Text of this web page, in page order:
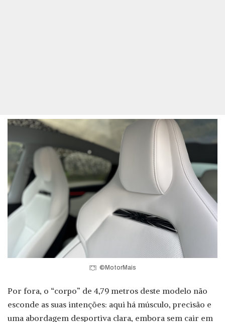
©MotorMais
Por fora, o “corpo” de 4,79 metros deste modelo não
esconde as suas intenções: aqui há músculo, precisão e
uma abordagem desportiva clara, embora sem cair em